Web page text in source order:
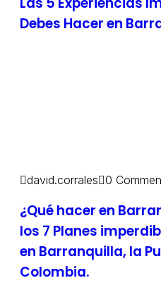
Debes Hacer en
david.corrales 0
¿Qué hacer en
los 7 Planes
en Barranquilla, la
Colombia.